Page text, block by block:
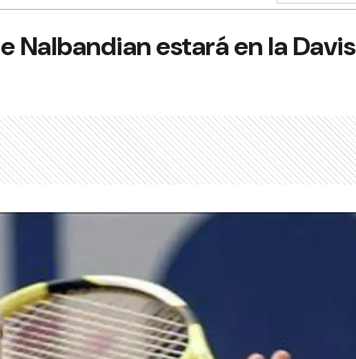
Nalbandian estará en la Davis